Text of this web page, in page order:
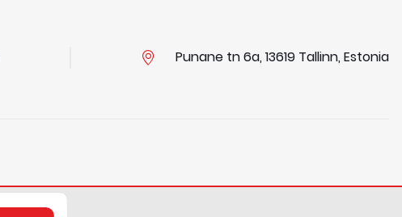
Punane tn 6a, 13619 Tallinn, Estonia